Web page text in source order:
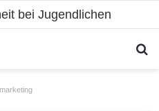
bei Jugendlichen